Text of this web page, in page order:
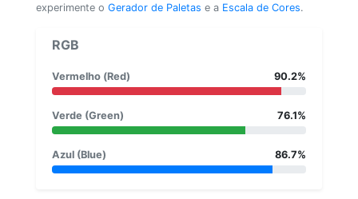
experimente o Gerador de Paletas e a Escala de Cores.
RGB
Vermelho (Red) 90.2%
Verde (Green) 76.1%
Azul (Blue) 86.7%